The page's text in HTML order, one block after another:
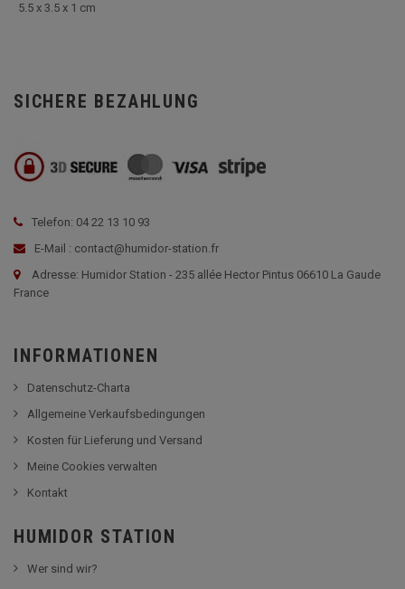
5.5 x 3.5 x 1 cm
SICHERE BEZAHLUNG
Telefon: 04 22 13 10 93
E-Mail : contact@humidor-station.fr
Adresse: Humidor Station - 235 allée Hector Pintus 06610 La Gaude
France
INFORMATIONEN
Datenschutz-Charta
Allgemeine Verkaufsbedingungen
Kosten für Lieferung und Versand
Meine Cookies verwalten
Kontakt
HUMIDOR STATION
Wer sind wir?